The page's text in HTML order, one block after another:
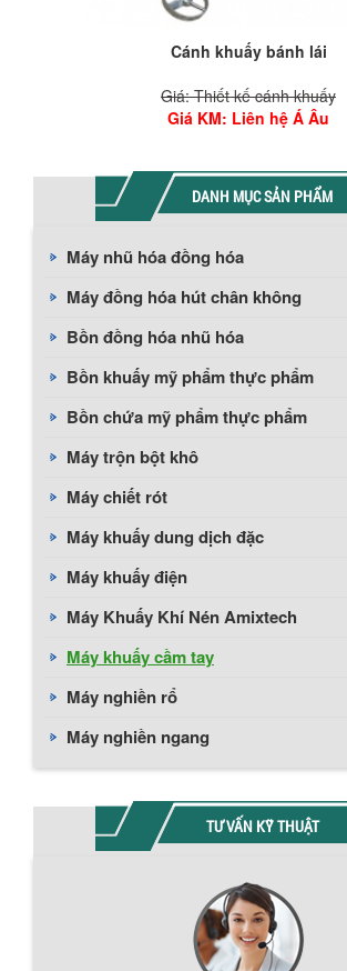
Cánh khuấy bánh lái
Giá: Thiết kế cánh khuấy
Giá KM: Liên hệ Á Âu
DANH MỤC SẢN PHẨM
Máy nhũ hóa đồng hóa
Máy đồng hóa hút chân không
Bồn đồng hóa nhũ hóa
Bồn khuấy mỹ phẩm thực phẩm
Bồn chứa mỹ phẩm thực phẩm
Máy trộn bột khô
Máy chiết rót
Máy khuấy dung dịch đặc
Máy khuấy điện
Máy Khuấy Khí Nén Amixtech
Máy khuấy cầm tay
Máy nghiền rổ
Máy nghiền ngang
TƯ VẤN KỸ THUẬT
Chính sách giao hàng